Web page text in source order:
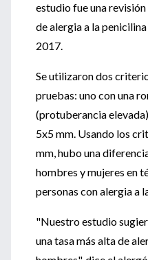
estudio fue una
de alergia a la
2017.
Se utilizaron dos
pruebas: uno con una
(protuberancia
5x5 mm. Usando los
mm, hubo una
hombres y mujeres en
personas con alergia a
"Nuestro estudio
una tasa más alta de